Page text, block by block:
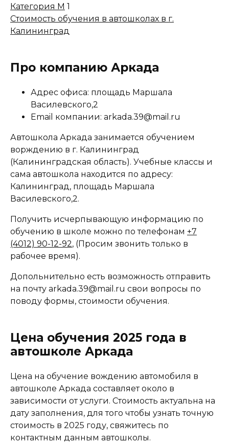
Категория M 1
Стоимость обучения в автошколах в г.
Калининград
Про компанию Аркада
Адрес офиса: площадь Маршала
Василевского,2
Email компании: arkada.39@mail.ru
Автошкола Аркада занимается обучением
ворждению в г. Калининград
(Калининградская область). Учебные классы и
сама автошкола находится по адресу:
Калининград, площадь Маршала
Василевского,2.
Получить исчерпывающую информацию по
обучению в школе можно по телефонам +7
(4012) 90-12-92, (Просим звонить только в
рабочее время).
Допольнительно есть возможность отправить
на почту arkada.39@mail.ru свои вопросы по
поводу формы, стоимости обучения.
Цена обучения 2025 года в
автошколе Аркада
Цена на обучение вождению автомобиля в
автошколе Аркада составляет около в
зависимости от услуги. Стоимость актуальна на
дату заполнения, для того чтобы узнать точную
стоимость в 2025 году, свяжитесь по
контактным данным автошколы.